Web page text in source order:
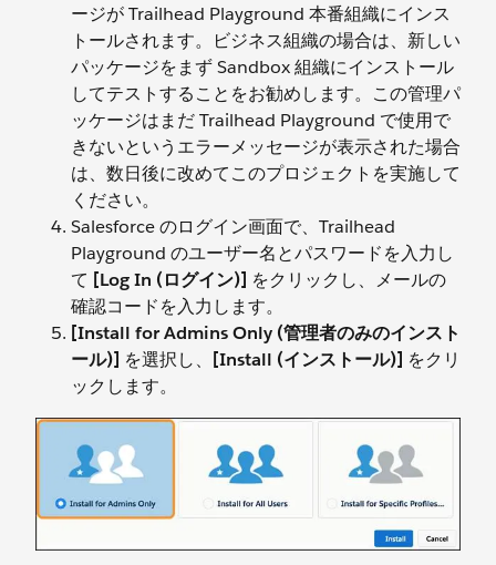
ージが Trailhead Playground 本番組織にインス
トールされます。ビジネス組織の場合は、新しい
パッケージをまず Sandbox 組織にインストール
してテストすることをお勧めします。この管理パ
ッケージはまだ Trailhead Playground で使用で
きないというエラーメッセージが表示された場合
は、数日後に改めてこのプロジェクトを実施して
ください。
Salesforce のログイン画面で、Trailhead
Playground のユーザー名とパスワードを入力し
て [Log In (ログイン)] をクリックし、メールの
確認コードを入力します。
[Install for Admins Only (管理者のみのインスト
ール)] を選択し、 [Install (インストール)] をクリ
ックします。